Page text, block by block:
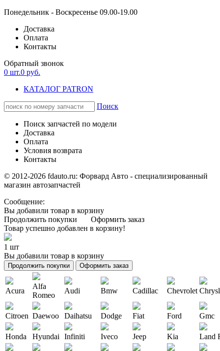
Понедельник - Воскресенье 09.00-19.00
Доставка
Оплата
Контакты
Обратный звонок
0 шт.0 руб.
КАТАЛОГ PATRON
Поиск
Поиск запчастей по модели
Доставка
Оплата
Условия возврата
Контакты
© 2012-2026 fdauto.ru: Форвард Авто - специализированный
магазин автозапчастей
Сообщение:
Вы добавили товар в корзину
Продолжить покупки
Оформить заказ
Товар успешно добавлен в корзину!
1 шт
Вы добавили товар в корзину
Продолжить покупки Оформить заказ
Acura
Alfa
Romeo
Audi Bmw Cadillac Chevrolet
Citroen Daewoo Daihatsu Dodge Fiat Ford Gmc
Honda Hyundai Infiniti Iveco Jeep Kia Land